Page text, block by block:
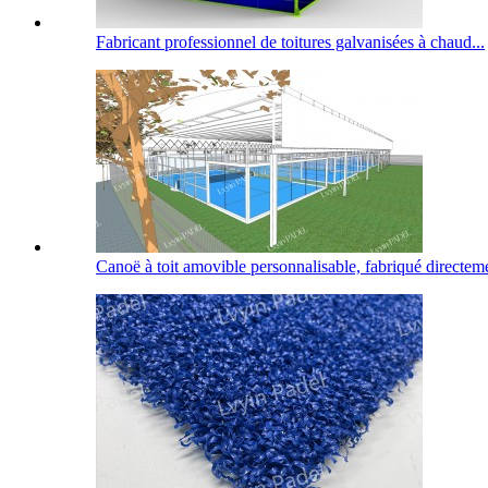
Fabricant professionnel de toitures galvanisées à chaud...
Canoë à toit amovible personnalisable, fabriqué